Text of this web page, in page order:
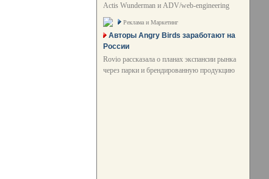
Actis Wunderman и ADV/web-engineering
Реклама и Маркетинг
Авторы Angry Birds заработают на
России
Rovio рассказала о планах экспансии рынка
через парки и брендированную продукцию